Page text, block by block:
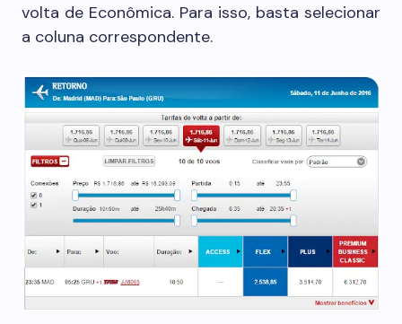
volta de Econômica. Para isso, basta selecionar
a coluna correspondente.